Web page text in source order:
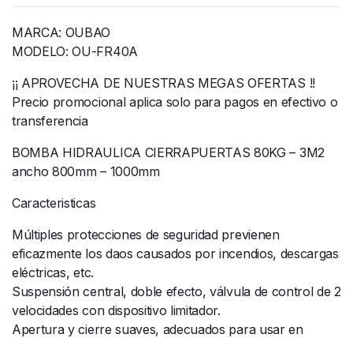
MARCA: OUBAO
MODELO: OU-FR40A
¡¡ APROVECHA DE NUESTRAS MEGAS OFERTAS !!
Precio promocional aplica solo para pagos en efectivo o
transferencia
BOMBA HIDRAULICA CIERRAPUERTAS 80KG – 3M2
ancho 800mm – 1000mm
Caracteristicas
Múltiples protecciones de seguridad previenen
eficazmente los daos causados por incendios, descargas
eléctricas, etc.
Suspensión central, doble efecto, válvula de control de 2
velocidades con dispositivo limitador.
Apertura y cierre suaves, adecuados para usar en